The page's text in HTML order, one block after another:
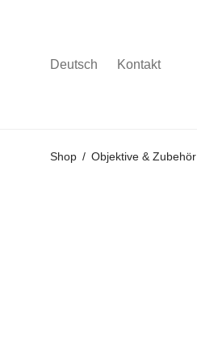
Deutsch Kontakt
Shop / Objektive & Zubehör